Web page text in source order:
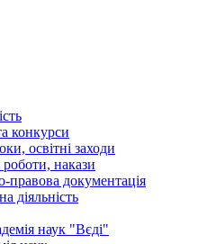
конкурси
освітні заходи
роботи, накази
правова документація
діяльність
наук "Вєді"